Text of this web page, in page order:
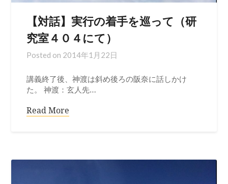
【対話】実行の着手を巡って（研
究室４０４にて）
Posted on 2014年1月22日
講義終了後、神渡は斜め後ろの阪奈に話しかけ
た。 神渡：玄人先…
Read More